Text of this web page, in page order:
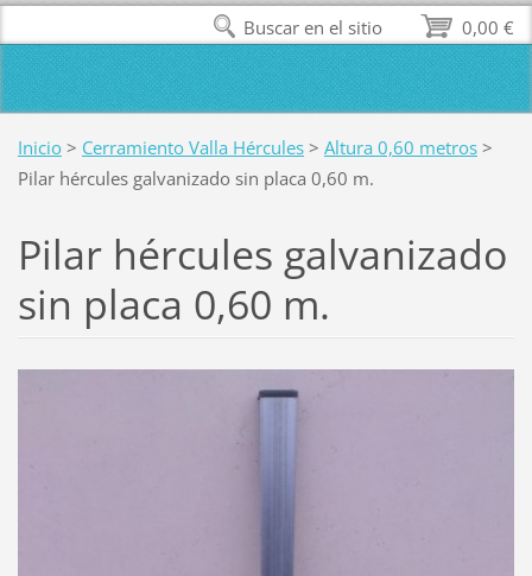
Inicio > Cerramiento Valla Hércules > Altura 0,60 metros >
Pilar hércules galvanizado sin placa 0,60 m.
Pilar hércules galvanizado
sin placa 0,60 m.
0,00 €
Buscar en el sitio